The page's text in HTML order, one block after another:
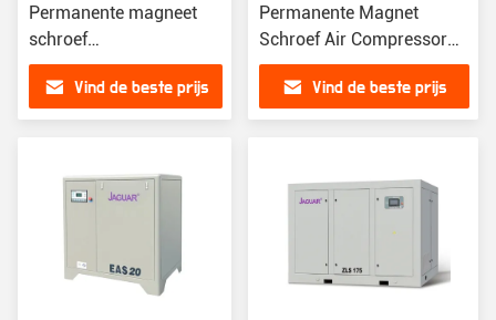
Permanente magneet
schroef
luchtcompressor
Draagbaar en
1,1m3/min
Vind de beste prijs
Permanente Magnet
Schroef Air Compressor
Hoog precision en veilig
Vind de beste prijs